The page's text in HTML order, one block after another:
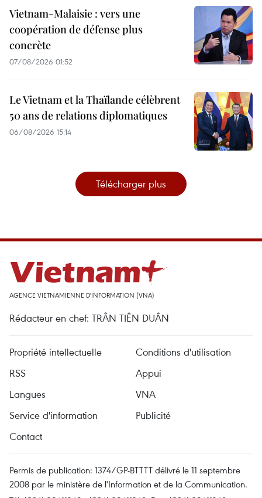
Vietnam-Malaisie : vers une
coopération de défense plus
concrète
07/08/2026 01:52
Le Vietnam et la Thaïlande célèbrent
50 ans de relations diplomatiques
06/08/2026 15:14
Télécharger plus
AGENCE VIETNAMIENNE D'INFORMATION (VNA)
Rédacteur en chef: TRÂN TIÊN DUÂN
Propriété intellectuelle
Conditions d'utilisation
RSS
Appui
Langues
VNA
Service d'information
Publicité
Contact
Permis de publication: 1374/GP-BTTTT délivré le 11 septembre
2008 par le ministère de l'Information et de la Communication.